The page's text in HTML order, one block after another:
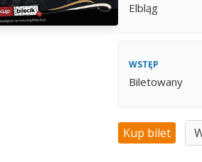
Elbląg
WSTĘP
Biletowany
Kup bilet